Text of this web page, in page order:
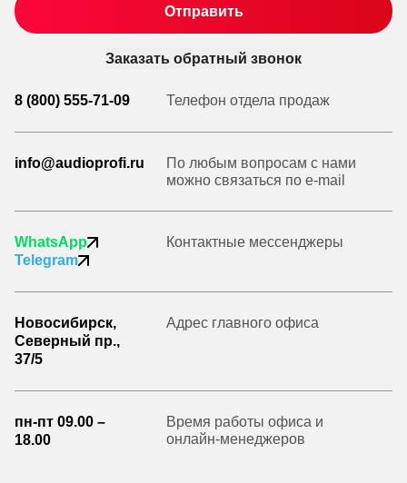
Заказать обратный звонок
8 (800) 555-71-09 Телефон отдела продаж
info@audioprofi.ru
По любым вопросам с нами
можно связаться по e-mail
WhatsApp
Telegram
Контактные мессенджеры
Новосибирск,
Северный пр.,
37/5
Адрес главного офиса
пн-пт 09.00 –
18.00
Время работы офиса и
онлайн-менеджеров